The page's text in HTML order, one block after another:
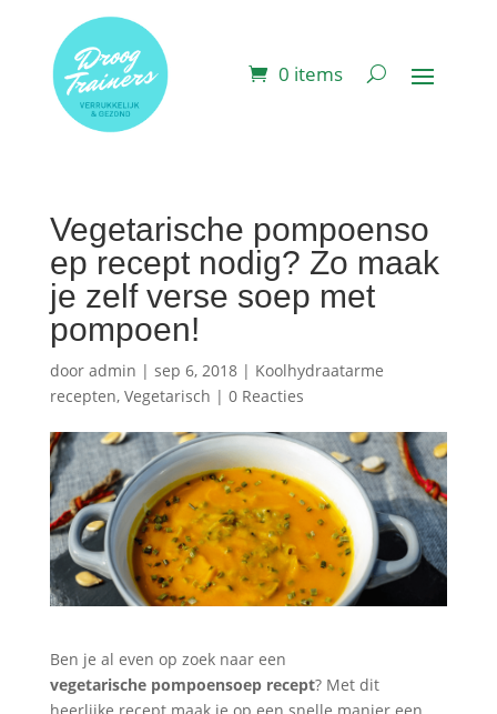
0 items
Vegetarische pompoenso
ep recept nodig? Zo maak
je zelf verse soep met
pompoen!
door admin | sep 6, 2018| Koolhydraatarme
recepten, Vegetarisch | 0 Reacties
Ben je al even op zoek naar een
vegetarische pompoensoep recept? Met dit